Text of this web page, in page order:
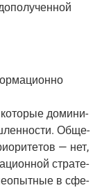
кото­рые доми­ни­
Обще­
— нет,
стра­те­
в сфе­